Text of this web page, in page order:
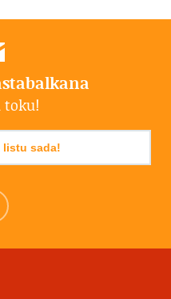
toku!
listu sada!